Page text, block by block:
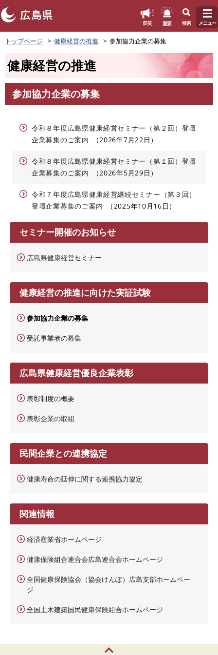
ペ
ー
頭
す
防災 重要 検索 メニュー
トップページ 健康経営の推進 参加協力企業の募集
健康経営の推進
文
参加協力企業の募集
令和８年度広島県健康経営セミナー（第２回）登壇
企業募集のご案内
2026年7月22日
令和８年度広島県健康経営セミナー（第１回）登壇
企業募集のご案内
2026年5月29日
令和７年度広島県健康経営継続セミナー（第３回）
登壇企業募集のご案内
2025年10月16日
セミナー開催のお知らせ
広島県健康経営セミナー
健康経営の推進に向けた実証試験
参加協力企業の募集
受託事業者の募集
広島県健康経営優良企業表彰
表彰制度の概要
表彰企業の取組
民間企業との連携協定
健康寿命の延伸に関する連携協力協定
関連情報
経済産業省ホームページ
健康保険組合連合会広島連合会ホームページ
全国健康保険協会（協会けんぽ）広島支部ホームペー
ジ
全国土木建築国民健康保険組合ホームページ